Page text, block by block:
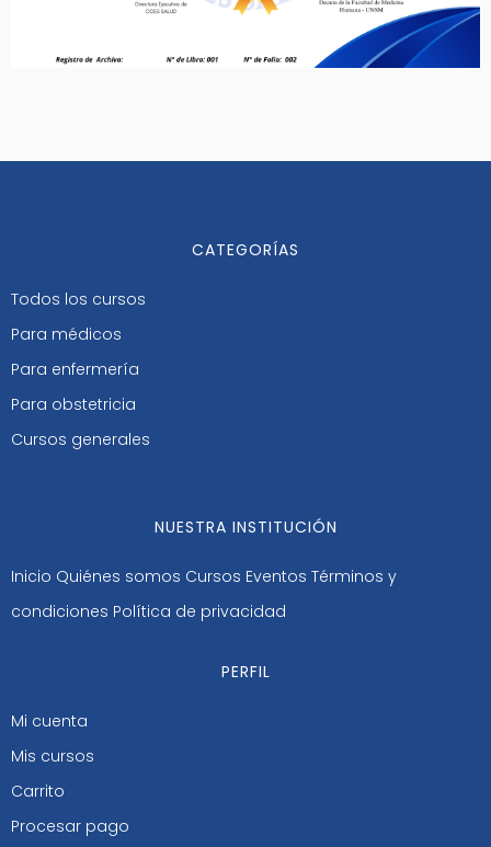
CATEGORÍAS
Todos los cursos
Para médicos
Para enfermería
Para obstetricia
Cursos generales
NUESTRA INSTITUCIÓN
Inicio Quiénes somos Cursos Eventos Términos y
condiciones Política de privacidad
PERFIL
Mi cuenta
Mis cursos
Carrito
Procesar pago